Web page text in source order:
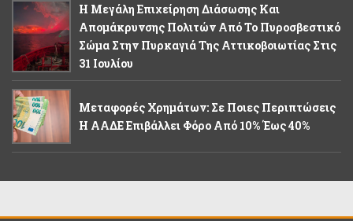
Η Μεγάλη Επιχείρηση Διάσωσης Και
Απομάκρυνσης Πολιτών Από Το Πυροσβεστικό
Σώμα Στην Πυρκαγιά Της Αττικοβοιωτίας Στις
31 Ιουλίου
Μεταφορές Χρημάτων: Σε Ποιες Περιπτώσεις
Η ΑΑΔΕ Επιβάλλει Φόρο Από 10% Έως 40%